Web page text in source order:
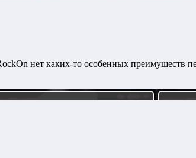
нет каких-то особенных преимуществ